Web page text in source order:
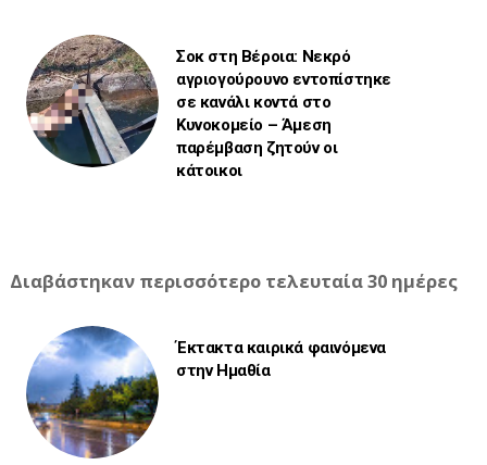
Σοκ στη Βέροια: Νεκρό
αγριογούρουνο εντοπίστηκε
σε κανάλι κοντά στο
Κυνοκομείο – Άμεση
παρέμβαση ζητούν οι
κάτοικοι
Διαβάστηκαν περισσότερο τελευταία 30 ημέρες
Έκτακτα καιρικά φαινόμενα
στην Ημαθία